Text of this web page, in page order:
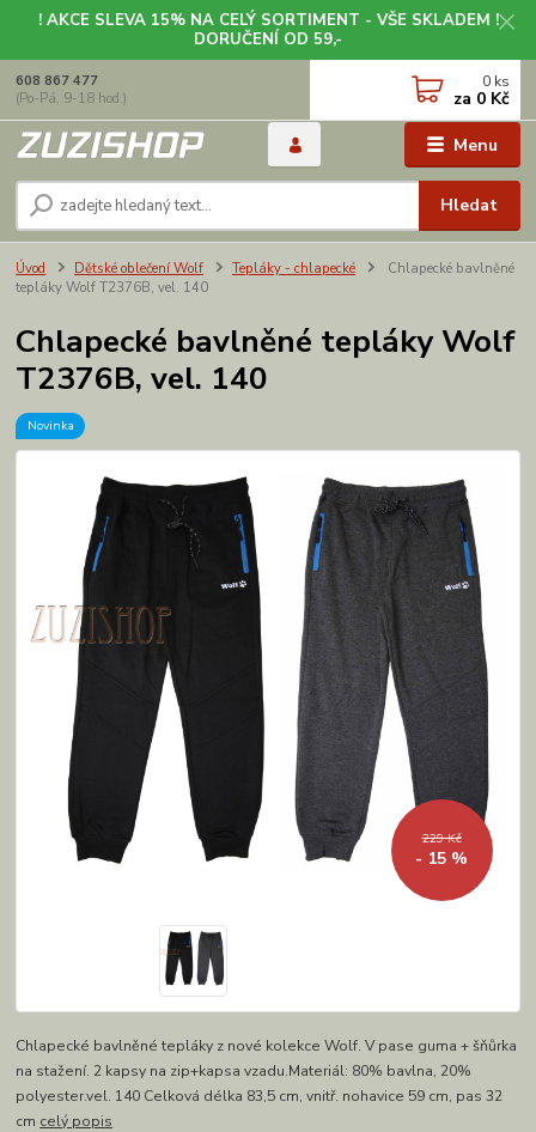
! AKCE SLEVA 15% NA CELÝ SORTIMENT - VŠE SKLADEM !
DORUČENÍ OD 59,-
Menu
Hledat
608 867 477
(Po-Pá, 9-18 hod.)
0 ks
za 0 Kč
Úvod Dětské oblečení Wolf Tepláky - chlapecké
Chlapecké bavlněné
tepláky Wolf T2376B, vel. 140
Chlapecké bavlněné tepláky Wolf
T2376B, vel. 140
Novinka
229 Kč
- 15 %
Chlapecké bavlněné tepláky z nové kolekce Wolf. V pase guma + šňůrka
na stažení. 2 kapsy na zip+kapsa vzadu.Materiál: 80% bavlna, 20%
polyester.vel. 140 Celková délka 83,5 cm, vnitř. nohavice 59 cm, pas 32
cm celý popis